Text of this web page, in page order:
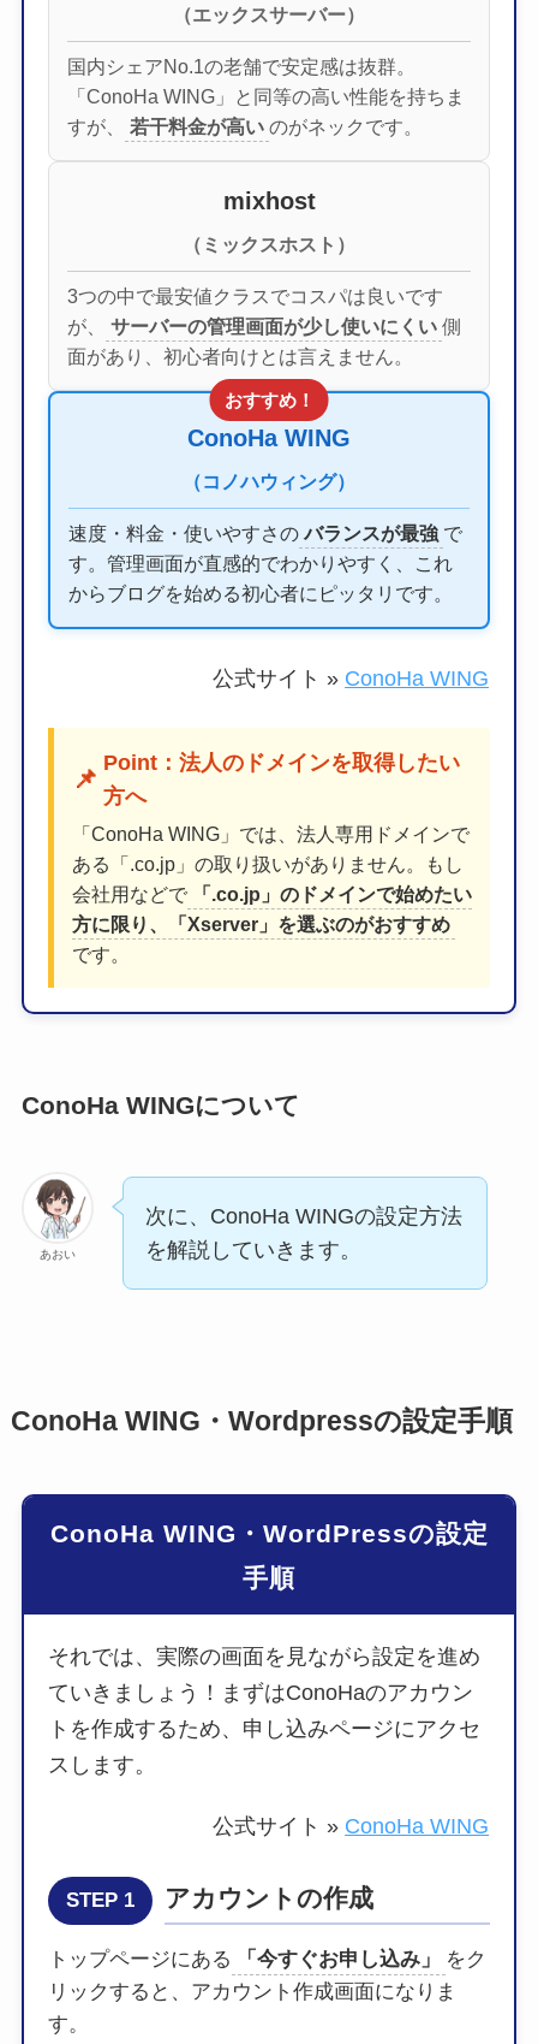
（エックスサーバー）
国内シェアNo.1の老舗で安定感は抜群。
「ConoHa WING」と同等の高い性能を持ちま
すが、
若干料金が高い のがネックです。
mixhost
（ミックスホスト）
3つの中で最安値クラスでコスパは良いです
が、
サーバーの管理画面が少し使いにくい 側
面があり、初心者向けとは言えません。
おすすめ！
ConoHa WING
（コノハウィング）
速度・料金・使いやすさの バランスが最強 で
す。管理画面が直感的でわかりやすく、これ
からブログを始める初心者にピッタリです。
公式サイト » ConoHa WING
📌
Point：法人のドメインを取得したい
方へ
「ConoHa WING」では、法人専用ドメインで
ある「.co.jp」の取り扱いがありません。もし
会社用などで
「.co.jp」のドメインで始めたい
方に限り、「Xserver」を選ぶのがおすすめ
です。
ConoHa WINGについて
あおい
次に、 ConoHa WINGの設定方法
を解説していきます。
ConoHa WING・Wordpressの設定手順
ConoHa WING・WordPressの設定
手順
それでは、実際の画面を見ながら設定を進め
ていきましょう！まずはConoHaのアカウン
トを作成するため、申し込みページにアクセ
スします。
公式サイト » ConoHa WING
STEP 1 アカウントの作成
トップページにある 「今すぐお申し込み」
をク
リックすると、アカウント作成画面になりま
す。